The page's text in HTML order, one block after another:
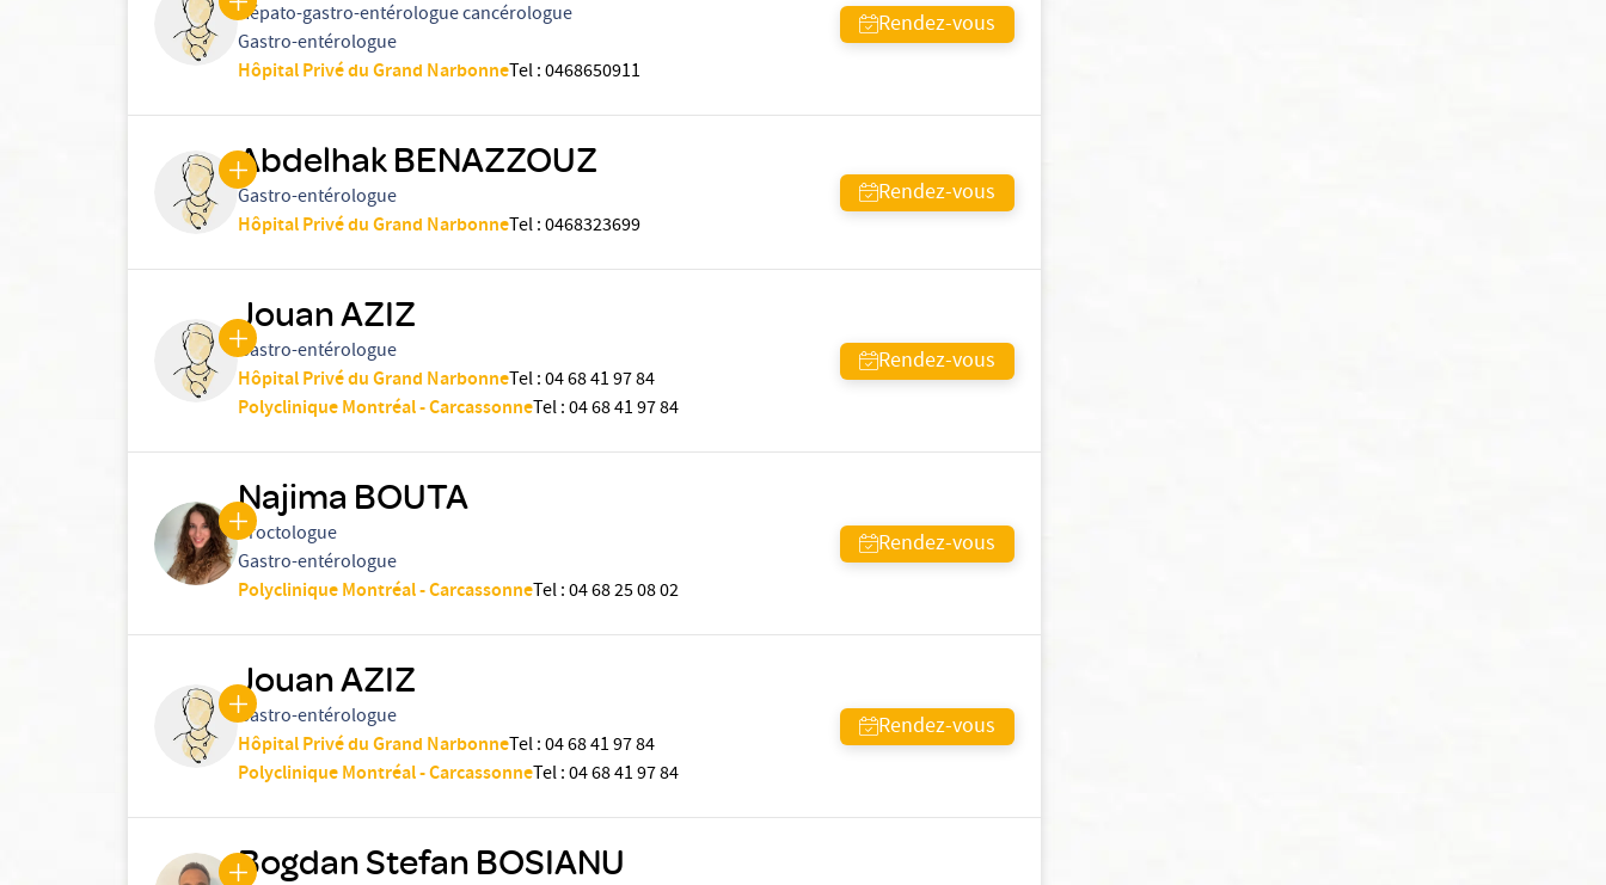
Hépato-gastro-entérologue cancérologue
Gastro-entérologue
Hôpital Privé du Grand NarbonneTel:0468650911
Rendez-vous
Abdelhak BENAZZOUZ
Gastro-entérologue
Hôpital Privé du Grand NarbonneTel:0468323699
Rendez-vous
Jouan AZIZ
Gastro-entérologue
Hôpital Privé du Grand NarbonneTel:04 68 41 97 84
Polyclinique Montréal - CarcassonneTel:04 68 41 97 84
Rendez-vous
Najima BOUTA
Proctologue
Gastro-entérologue
Polyclinique Montréal - CarcassonneTel:04 68 25 08 02
Rendez-vous
Jouan AZIZ
Gastro-entérologue
Hôpital Privé du Grand NarbonneTel:04 68 41 97 84
Polyclinique Montréal - CarcassonneTel:04 68 41 97 84
Rendez-vous
Bogdan Stefan BOSIANU